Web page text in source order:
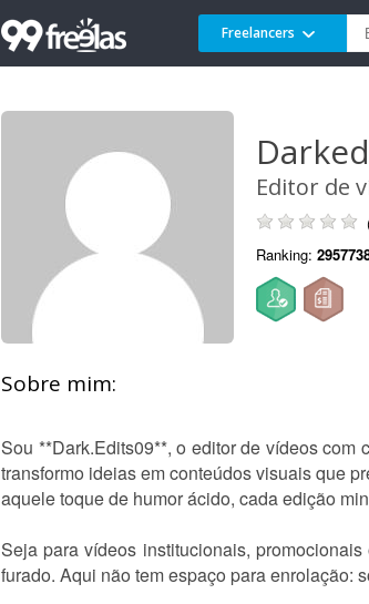
Freelancers
Editor de
Ranking:
Sobre mim:
Sou **Dark.Edits09**, o editor de vídeos
transformo ideias em conteúdos visuais que
aquele toque de humor ácido, cada edição
Seja para vídeos institucionais,
furado. Aqui não tem espaço para enrolação: